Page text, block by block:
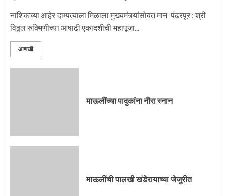
नाशिकच्या आहेर दाम्पत्याला मिळाला मुख्यमंत्र्यांसोबत मान पंढरपूर : श्री
विठ्ठल रुक्मिणीच्या आषाढी एकादशीची महापूजा...
आणखी
माऊलींच्या पादुकांना नीरा स्नान
माऊलींची पालखी खंडेरायाच्या जेजुरीत